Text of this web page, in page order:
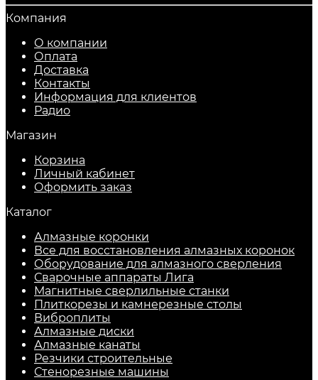
Компания
О компании
Оплата
Доставка
Контакты
Информация для клиентов
Радио
Магазин
Корзина
Личный кабинет
Оформить заказ
Каталог
Алмазные коронки
Все для восстановления алмазных коронок
Оборудование для алмазного сверления
Сварочные аппараты Лига
Магнитные сверлильные станки
Плиткорезы и камнерезные столы
Виброплиты
Алмазные диски
Алмазные канаты
Резчики строительные
Стенорезные машины